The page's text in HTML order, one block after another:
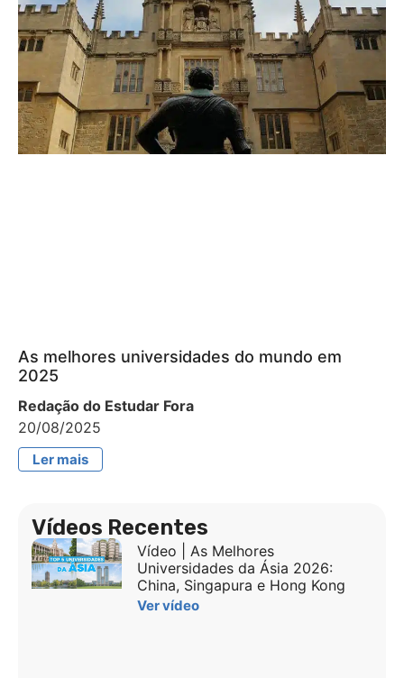
As melhores universidades do mundo em
2025
Redação do Estudar Fora
20/08/2025
Ler mais
Vídeos Recentes
Vídeo | As Melhores
Universidades da Ásia 2026:
China, Singapura e Hong Kong
Ver vídeo